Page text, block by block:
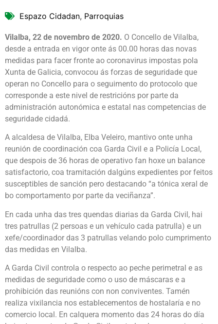
Espazo Cidadan, Parroquias
Vilalba, 22 de novembro de 2020. O Concello de Vilalba,
desde a entrada en vigor onte ás 00.00 horas das novas
medidas para facer fronte ao coronavirus impostas pola
Xunta de Galicia, convocou ás forzas de seguridade que
operan no Concello para o seguimento do protocolo que
corresponde a este nivel de restricións por parte da
administración autonómica e estatal nas competencias de
seguridade cidadá.
A alcaldesa de Vilalba, Elba Veleiro, mantivo onte unha
reunión de coordinación coa Garda Civil e a Policía Local,
que despois de 36 horas de operativo fan hoxe un balance
satisfactorio, coa tramitación dalgúns expedientes por feitos
susceptibles de sanción pero destacando “a tónica xeral de
bo comportamento por parte da veciñanza”.
En cada unha das tres quendas diarias da Garda Civil, hai
tres patrullas (2 persoas e un vehículo cada patrulla) e un
xefe/coordinador das 3 patrullas velando polo cumprimento
das medidas en Vilalba.
A Garda Civil controla o respecto ao peche perimetral e as
medidas de seguridade como o uso de máscaras e a
prohibición das reunións con non conviventes. Tamén
realiza vixilancia nos establecementos de hostalaría e no
comercio local. En calquera momento das 24 horas do día